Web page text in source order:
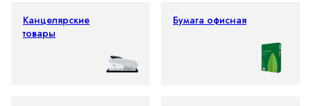
Канцелярские
товары
Бумага офисная